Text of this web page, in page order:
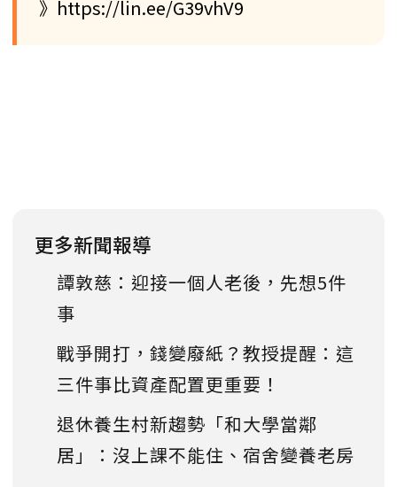
》https://lin.ee/G39vhV9
更多新聞報導
譚敦慈：迎接一個人老後，先想5件
事
戰爭開打，錢變廢紙？教授提醒：這
三件事比資產配置更重要！
退休養生村新趨勢「和大學當鄰
居」：沒上課不能住、宿舍變養老房